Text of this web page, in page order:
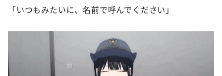
「いつもみたいに、名前で呼んでください」